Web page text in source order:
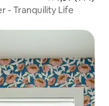
- Tranquility Life